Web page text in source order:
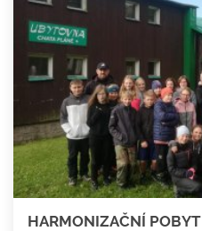
HARMONIZAČNÍ POBYT